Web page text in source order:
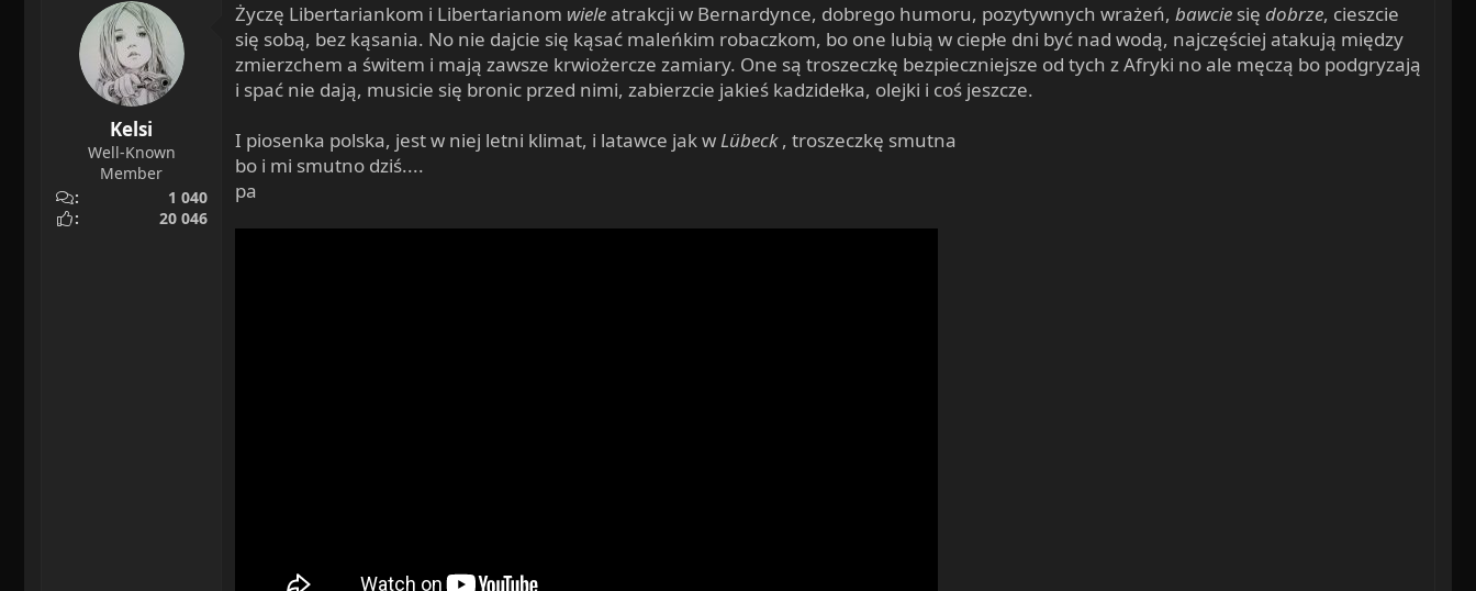
Kelsi
Well-Known
Member
1 040
20 046
Życzę Libertariankom i Libertarianom wieleatrakcji w Bernardynce, dobrego humoru, pozytywnych wrażeń, bawcie się dobrze, cieszcie
się sobą, bez kąsania. No nie dajcie się kąsać maleńkim robaczkom, bo one lubią w ciepłe dni być nad wodą, najczęściej atakują między
zmierzchem a świtem i mają zawsze krwiożercze zamiary. One są troszeczkę bezpieczniejsze od tych z Afryki no ale męczą bo podgryzają
i spać nie dają, musicie się bronic przed nimi, zabierzcie jakieś kadzidełka, olejki i coś jeszcze.
I piosenka polska, jest w niej letni klimat, i latawce jak wLübeck, troszeczkę smutna
bo i mi smutno dziś....
pa